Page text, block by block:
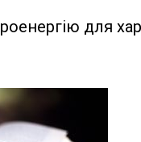
для